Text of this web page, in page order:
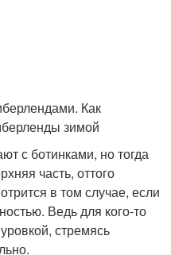
с ботинками, но тогда
часть, оттого
в том случае, если
Ведь для кого-то
стремясь